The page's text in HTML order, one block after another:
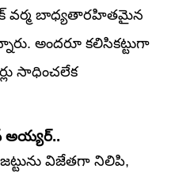
వర్మ బాధ్యతారహితమైన
అందరూ కలిసికట్టుగా
సాధించలేక
అయ్యర్..
విజేతగా నిలిపి,